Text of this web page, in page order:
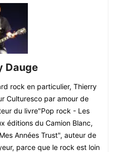
Dauge
rock en particulier, Thierry
Culturesco par amour de
du livre"Pop rock - Les
éditions du Camion Blanc,
Années Trust", auteur de
parce que le rock est loin